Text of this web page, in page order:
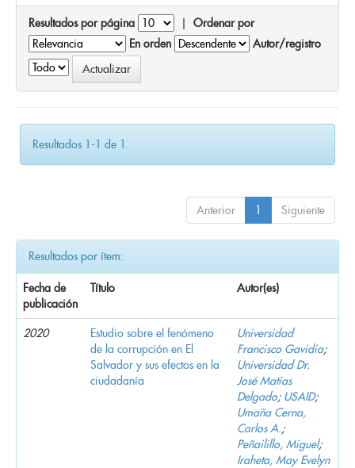
Resultados por página | Ordenar por
En orden
Autor/registro
Resultados 1-1 de 1.
Anterior 1 Siguiente
Resultados por ítem:
Fecha de
publicación
Título Autor(es)
2020
Estudio sobre el fenómeno
de la corrupción en El
Salvador y sus efectos en la
ciudadanía
Universidad
Francisco Gavidia;
Universidad Dr.
José Matías
Delgado; USAID;
Umaña Cerna,
Carlos A.;
Peñailillo, Miguel;
Iraheta, May Evelyn